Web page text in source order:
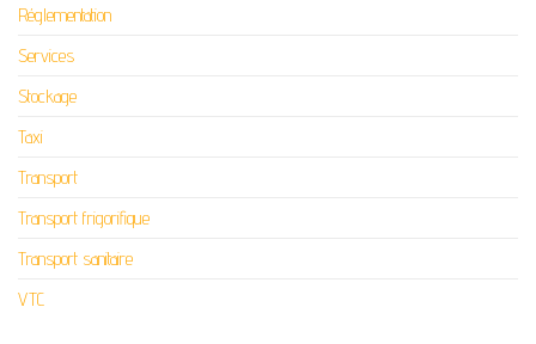
Réglementation
Services
Stockage
Taxi
Transport
Transport frigorifique
Transport sanitaire
VTC